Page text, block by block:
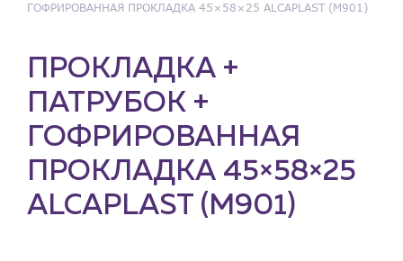
ГОФРИРОВАННАЯ ПРОКЛАДКА 45×58×25 ALCAPLAST (M901)
ПРОКЛАДКА +
ПАТРУБОК +
ГОФРИРОВАННАЯ
ПРОКЛАДКА 45×58×25
ALCAPLAST (M901)